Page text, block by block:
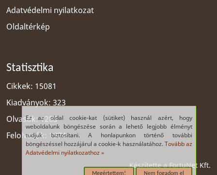
Ez az oldal cookie-kat (sütiket) használ azért, hogy
weboldalunk böngészése során a lehető legjobb élményt
tudjuk biztosítani. A honlapunkon történő további
böngészéssel hozzájárul a cookie-k használatához.Tovább az
Adatvédelmi nyilatkozathoz »
Megértettem! Nem fogadom el
Adatvédelmi nyilatkozat
Oldaltérkép
Statisztika
Cikkek: 15081
Kiadványok: 323
Olvasók: 1285
Felolvasók: 1974
Készítette aFortuNet Kft.